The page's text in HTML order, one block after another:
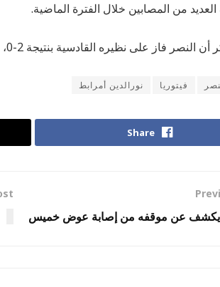
من المصابين خلال الفترة الماضية.
فاز على نظيره القادسية بنتيجة 2-0، في الجولة الرابعة من دوري المحترفين.
فيتوريا نورالدين أمرابط
Share
يكشف عن موقفه من إصابة عوض خميس